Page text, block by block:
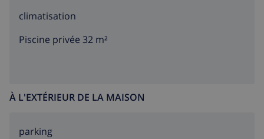
climatisation
Piscine privée 32 m²
À L'EXTÉRIEUR DE LA MAISON
parking